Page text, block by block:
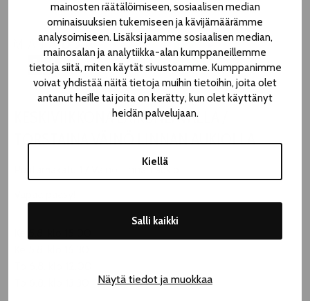
mainosten räätälöimiseen, sosiaalisen median
ominaisuuksien tukemiseen ja kävijämäärämme
analysoimiseen. Lisäksi jaamme sosiaalisen median,
mainosalan ja analytiikka-alan kumppaneillemme
tietoja siitä, miten käytät sivustoamme. Kumppanimme
voivat yhdistää näitä tietoja muihin tietoihin, joita olet
antanut heille tai joita on kerätty, kun olet käyttänyt
heidän palvelujaan.
Kiellä
Salli kaikki
Näytä tiedot ja muokkaa
KESKIVIIKKONA LAIKUNLAVALLA /
TORSTAINA VÄINÖ LINNAN AUKIOLLA